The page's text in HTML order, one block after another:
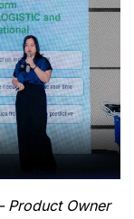
Product Owner